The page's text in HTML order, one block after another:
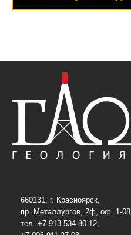
660131, г. Красноярск,
пр. Металлургов, 2ф, оф. 1-08
тел. +7 913 534-80-12,